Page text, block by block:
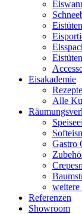
Eisakademie
Rezepte
Alle
Gastro
weitere
Referenzen
Showroom